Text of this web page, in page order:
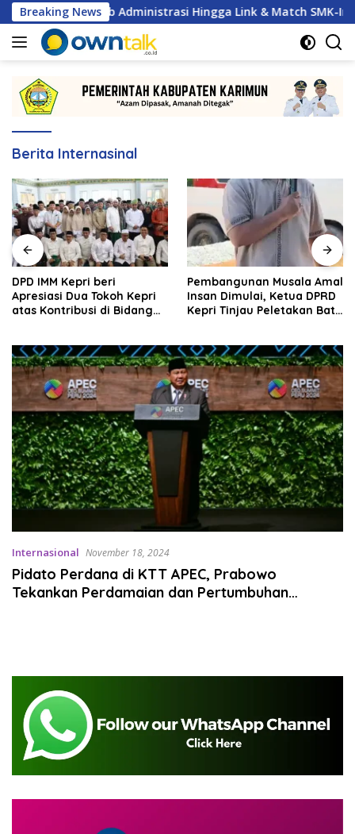
Langsung
ke
konten
Breaking News
Tertib Administrasi Hingga Link & Match SMK-Industri
Berita Internasinal
DPD IMM Kepri beri
Apresiasi Dua Tokoh Kepri
atas Kontribusi di Bidang
Pembangunan Musala Amal
Insan Dimulai, Ketua DPRD
Kepri Tinjau Peletakan Batu
Internasional November 18, 2024
Pidato Perdana di KTT APEC, Prabowo
Tekankan Perdamaian dan Pertumbuhan